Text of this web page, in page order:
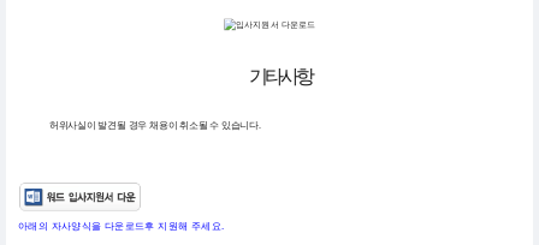
기타사항
허위사실이 발견될 경우 채용이 취소될 수 있습니다.
아래의 자사양식을 다운로드후 지원해 주세요.